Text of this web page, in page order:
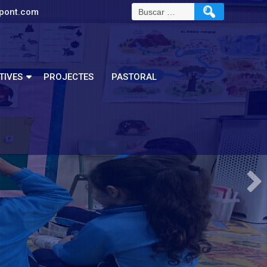
PROJECTES PASTORAL